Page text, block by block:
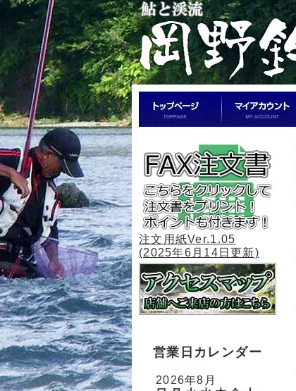
注文用紙Ver.1.05
(2025年6月14日更新)
営業日カレンダー
2026年8月